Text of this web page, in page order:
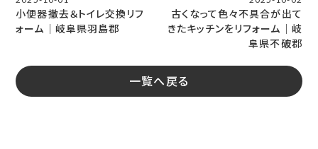
小便器撤去＆トイレ交換リフ
ォーム｜岐阜県羽島郡
一覧へ戻る
古くなって色々不具合が出て
きたキッチンをリフォーム｜岐
阜県不破郡